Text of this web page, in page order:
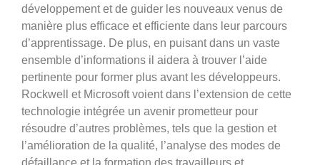
développement et de guider les nouveaux venus de
manière plus efficace et efficiente dans leur parcours
d’apprentissage. De plus, en puisant dans un vaste
ensemble d’informations il aidera à trouver l’aide
pertinente pour former plus avant les développeurs.
Rockwell et Microsoft voient dans l’extension de cette
technologie intégrée un avenir prometteur pour
résoudre d’autres problèmes, tels que la gestion et
l’amélioration de la qualité, l’analyse des modes de
défaillance et la formation des travailleurs et